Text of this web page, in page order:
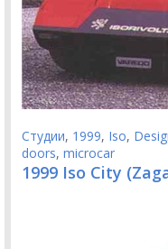
Студии, 1999, Iso,
doors, microcar
1999 Iso City